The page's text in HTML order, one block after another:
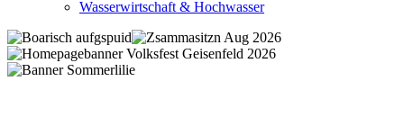
Wasserwirtschaft & Hochwasser